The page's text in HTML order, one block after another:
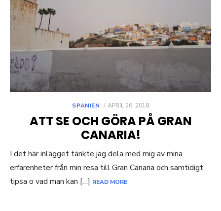
SPANIEN
POSTED
ON
APRIL 26, 2018
ATT SE OCH GÖRA PÅ GRAN
CANARIA!
I det här inlägget tänkte jag dela med mig av mina
erfarenheter från min resa till Gran Canaria och samtidigt
tipsa o vad man kan […] READ MORE